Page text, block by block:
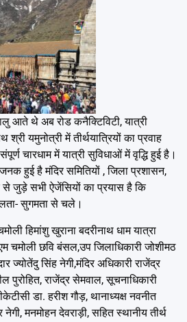
आते थे अब रोड कनैक्टिविटी, यात्री
यमुनोत्री में तीर्थयात्रियों का प्रवाह
चारधाम में यात्री सुविधाओं में वृद्धि हुई है।
हुई है मंदिर समितियों , जिला प्रशासन,
से जुड़े सभी ऐजेंसियों का प्रयास है कि
सुगमता से चले।
हिमांशु खुराना बदरीनाथ धाम यात्रा
चमोली छवि बंसल,उप जिलाधिकारी जोशीमठ
ज्योतेंदु सिंह नेगी,मंदिर अधिकारी राजेंद्र
पुरोहित, राजेंद्र सेमवाल, सूचनाधिकारी
डा. हरीश गौड़, थानाध्यक्ष नवनीत
नेगी, मनमोहन देवराड़ी, सहित स्थानीय तीर्थ